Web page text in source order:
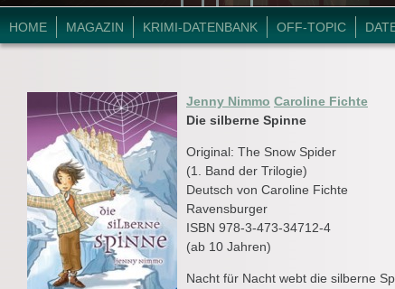
HOME MAGAZIN KRIMI-DATENBANK OFF-TOPIC
Jenny Nimmo Caroline Fichte
Die silberne Spinne
Original: The Snow Spider
(1. Band der Trilogie)
Deutsch von Caroline Fichte
Ravensburger
ISBN 978-3-473-34712-4
(ab 10 Jahren)
Nacht für Nacht webt die silberne